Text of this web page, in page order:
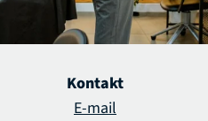
Kontakt
E-mail